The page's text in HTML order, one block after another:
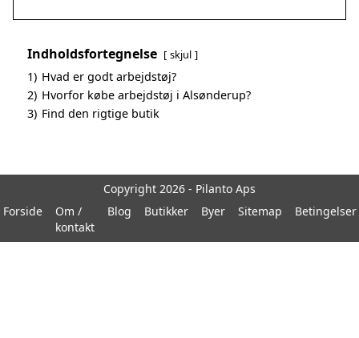
Indholdsfortegnelse skjul
1) Hvad er godt arbejdstøj?
2) Hvorfor købe arbejdstøj i Alsønderup?
3) Find den rigtige butik
Copyright 2026 - Pilanto Aps
Forside
Om /
kontakt
Blog Butikker Byer Sitemap Betingelser